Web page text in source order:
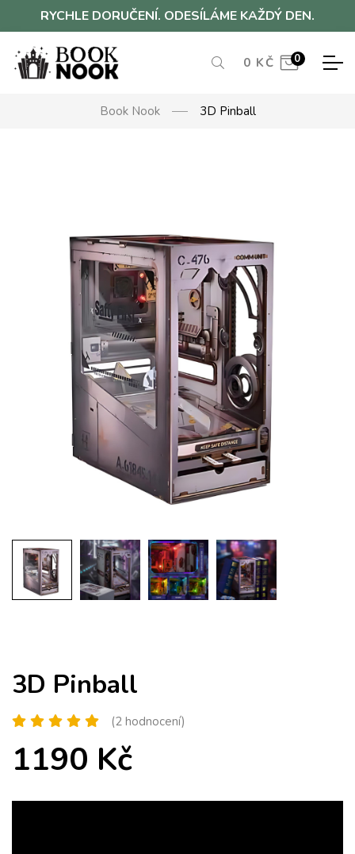
RYCHLE DORUČENÍ. ODESÍLÁME KAŽDÝ DEN.
0 KČ 0
Book Nook 3D Pinball
3D Pinball
(2 hodnocení)
1190 Kč